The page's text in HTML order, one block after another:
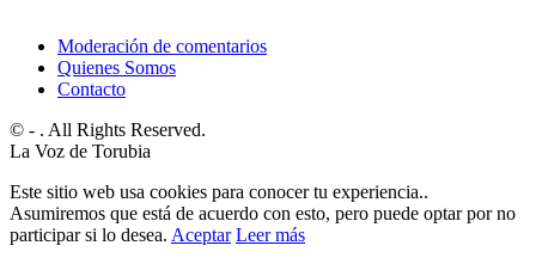
Moderación de comentarios
Quienes Somos
Contacto
© - . All Rights Reserved.
La Voz de Torubia
Este sitio web usa cookies para conocer tu experiencia..
Asumiremos que está de acuerdo con esto, pero puede optar por no
participar si lo desea. Aceptar Leer más